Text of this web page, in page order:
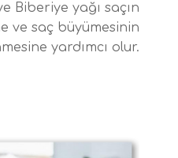
Biberiye yağı saçın
ve saç büyümesinin
yardımcı olur.